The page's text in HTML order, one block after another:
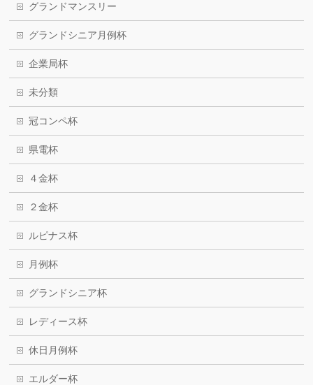
グランドマンスリー
グランドシニア月例杯
企業局杯
未分類
冠コンペ杯
県電杯
４金杯
２金杯
ルピナス杯
月例杯
グランドシニア杯
レディース杯
休日月例杯
エルダー杯